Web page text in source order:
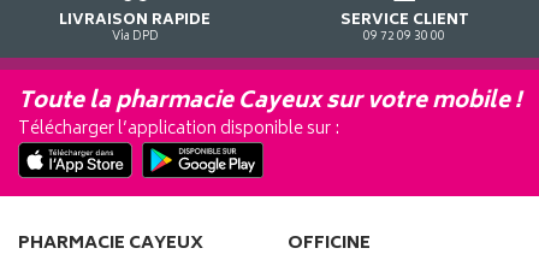
LIVRAISON RAPIDE
Via DPD
SERVICE CLIENT
09 72 09 30 00
Toute la pharmacie Cayeux sur votre mobile !
Télécharger l’application disponible sur :
PHARMACIE CAYEUX OFFICINE